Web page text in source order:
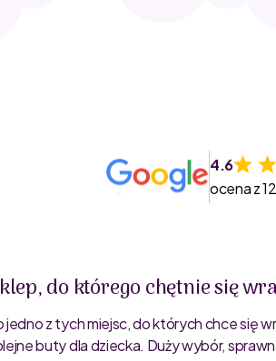
4.6
ocena z
do którego chętnie się
jedno z tych miejsc, do których chce się
buty dla dziecka. Duży wybór,